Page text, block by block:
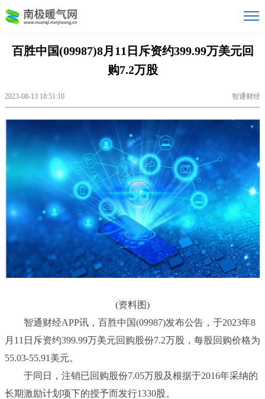
百胜中国(09987)8月11日斥资约399.99万美元回
购7.2万股
2023-08-13 18:51:10 智通财经
(资料图)
智通财经APP讯，百胜中国(09987)发布公告，于2023年8
月11日斥资约399.99万美元回购股份7.2万股，每股回购价格为
55.03-55.91美元。
于同日，注销已回购股份7.05万股及根据于2016年采纳的
长期激励计划项下的授予而发行1330股。